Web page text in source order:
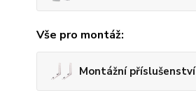
Vše pro montáž:
Montážní příslušenství